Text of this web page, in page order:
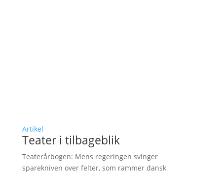
Artikel
Teater i tilbageblik
Teaterårbogen: Mens regeringen svinger
sparekniven over felter, som rammer dansk